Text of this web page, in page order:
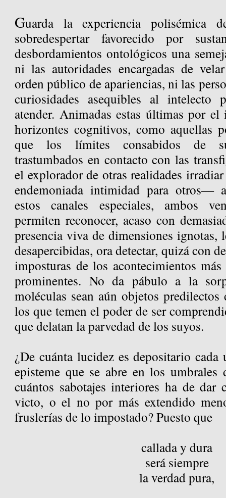
Guarda la experiencia polisémica
sobredespertar favorecido por
desbordamientos ontológicos una
ni las autoridades encargadas de
orden público de apariencias, ni las
curiosidades asequibles al intelecto
atender. Animadas estas últimas por
horizontes cognitivos, como aquellas
que los límites consabidos de
trastumbados en contacto con las
el explorador de otras realidades
endemoniada intimidad para otros—
estos canales especiales, ambos
permiten reconocer, acaso con
presencia viva de dimensiones ignotas,
desapercibidas, ora detectar, quizá con
imposturas de los acontecimientos
prominentes. No da pábulo a la
moléculas sean aún objetos predilectos
los que temen el poder de ser
que delatan la parvedad de los suyos.
¿De cuánta lucidez es depositario
episteme que se abre en los umbrales
cuántos sabotajes interiores ha de
victo, o el no por más extendido
fruslerías de lo impostado? Puesto que
callada y dura
será siempre
la verdad pura,